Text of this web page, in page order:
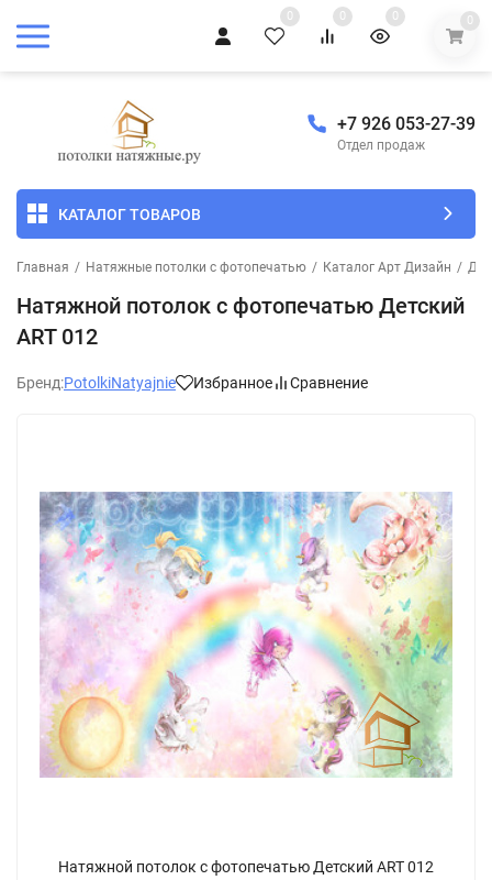
0 0 0 0
+7 926 053-27-39
Отдел продаж
КАТАЛОГ ТОВАРОВ
Главная / Натяжные потолки с фотопечатью / Каталог Арт Дизайн /
Натяжной потолок с фотопечатью Детский
ART 012
Бренд:PotolkiNatyajnie Избранное Сравнение
Натяжной потолок с фотопечатью Детский ART 012